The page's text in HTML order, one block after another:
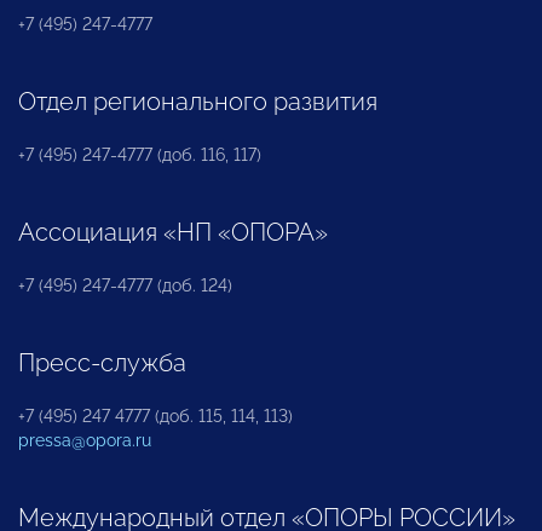
+7 (495) 247-4777
Отдел регионального развития
+7 (495) 247-4777 (доб. 116, 117)
Ассоциация «НП «ОПОРА»
+7 (495) 247-4777 (доб. 124)
Пресс-служба
+7 (495) 247 4777 (доб. 115, 114, 113)
pressa@opora.ru
Международный отдел «ОПОРЫ РОССИИ»